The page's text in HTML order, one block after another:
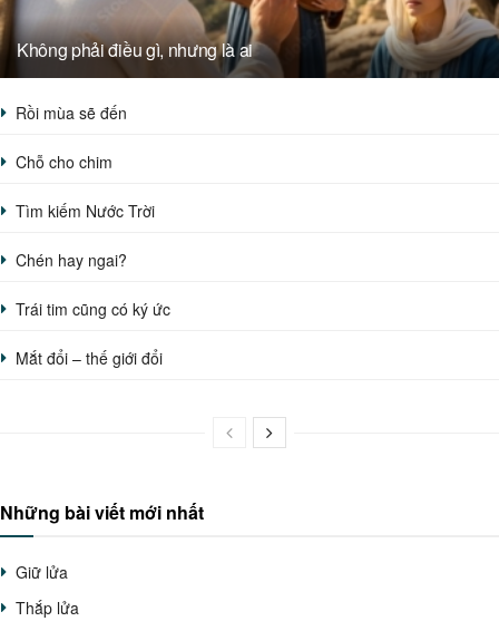
Không phải điều gì, nhưng là ai
Rồi mùa sẽ đến
Chỗ cho chim
Tìm kiếm Nước Trời
Chén hay ngai?
Trái tim cũng có ký ức
Mắt đổi – thế giới đổi
Những bài viết mới nhất
Giữ lửa
Thắp lửa